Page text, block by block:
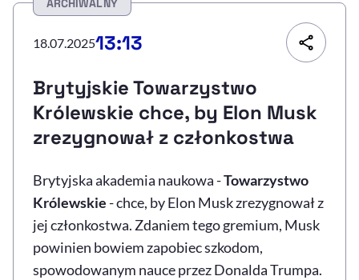
Sprawdź, jak i dlaczego zwiększamy dostępność , otwiera się w nowym
ARCHIWALNY
18.07.202513:13
Brytyjskie Towarzystwo
Królewskie chce, by Elon Musk
zrezygnował z członkostwa
Brytyjska akademia naukowa -Towarzystwo
Królewskie - chce, by Elon Musk zrezygnował z
jej członkostwa. Zdaniem tego gremium, Musk
powinien bowiem zapobiec szkodom,
spowodowanym nauce przez Donalda Trumpa.